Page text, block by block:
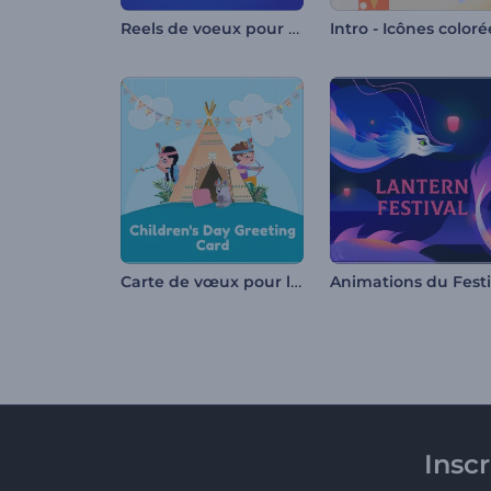
Reels de voeux pour Hanukah Intro - Icônes
Carte de vœux pour la Journée des enfants